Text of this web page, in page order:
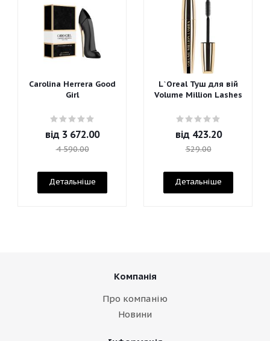
Carolina Herrera Good
Girl
від 3 672.00
4 590.00
Детальніше
L`Oreal Туш для вій
Volume Million Lashes
від 423.20
529.00
Детальніше
Компанія
Про компанію
Новини